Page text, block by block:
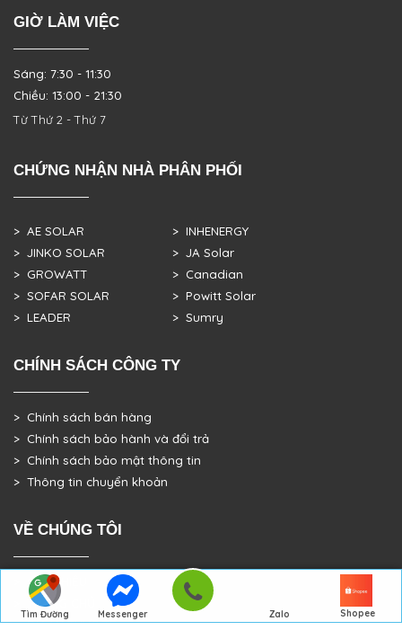
Tìm Đường
Messenger
Zalo Shopee
GIỜ LÀM VIỆC
Sáng: 7:30 - 11:30
Chiều: 13:00 - 21:30
Từ Thứ 2 - Thứ 7
CHỨNG NHẬN NHÀ PHÂN PHỐI
> AE SOLAR
> JINKO SOLAR
> GROWATT
> SOFAR SOLAR
> LEADER
> INHENERGY
> JA Solar
> Canadian
> Powitt Solar
> Sumry
CHÍNH SÁCH CÔNG TY
> Chính sách bán hàng
> Chính sách bảo hành và đổi trả
> Chính sách bảo mật thông tin
> Thông tin chuyển khoản
VỀ CHÚNG TÔI
> GIỚI THIỆU
> TRANG CHỦ
> DỰ ÁN THỰC TẾ